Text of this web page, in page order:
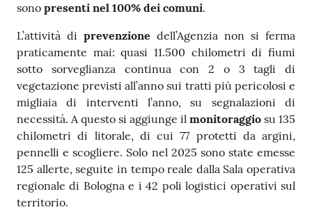
sono presenti nel 100% dei comuni.
L’attività di prevenzione dell’Agenzia non si ferma
praticamente mai: quasi 11.500 chilometri di fiumi
sotto sorveglianza continua con 2 o 3 tagli di
vegetazione previsti all’anno sui tratti più pericolosi e
migliaia di interventi l’anno, su segnalazioni di
necessità. A questo si aggiunge il monitoraggio su 135
chilometri di litorale, di cui 77 protetti da argini,
pennelli e scogliere. Solo nel 2025 sono state emesse
125 allerte, seguite in tempo reale dalla Sala operativa
regionale di Bologna e i 42 poli logistici operativi sul
territorio.